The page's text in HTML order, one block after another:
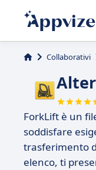
Collaborativi
ForkLift è un
soddisfare
trasferimento
elenco, ti